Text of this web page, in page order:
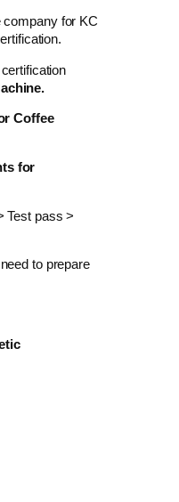
for KC
Coffee
for
Test pass >
to prepare